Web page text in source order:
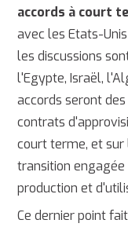
accords à court
avec les Etats-
les discussions
l'Egypte, Israël,
accords seront des
contrats
court terme, et
transition engagée
production et
Ce dernier point